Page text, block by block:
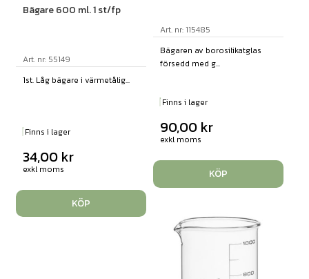
Bägare 600 ml. 1 st/fp
Art. nr: 55149
1st. Låg bägare i värmetålig...
Finns i lager
34,00 kr
exkl moms
KÖP
Art. nr: 115485
Bägaren av borosilikatglas
försedd med g...
Finns i lager
90,00 kr
exkl moms
KÖP